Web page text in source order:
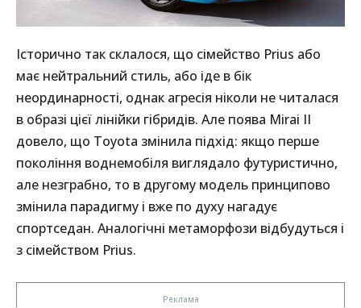
Історично так склалося, що сімейство Prius або
має нейтральний стиль, або іде в бік
неординарності, однак агресія ніколи не читалася
в образі цієї лінійки гібридів. Але поява Mirai II
довело, що Toyota змінила підхід: якщо перше
покоління воднемобіля виглядало футуристично,
але незграбно, то в другому модель принципово
змінила парадигму і вже по духу нагадує
спортседан. Аналогічні метаморфози відбудуться і
з сімейством Prius.